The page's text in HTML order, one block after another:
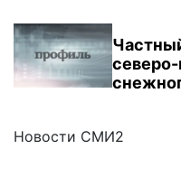
Новости СМИ2